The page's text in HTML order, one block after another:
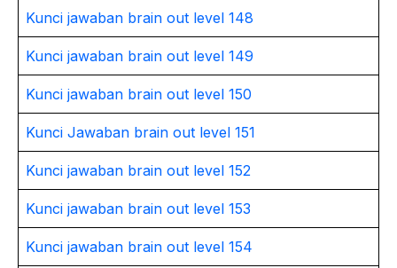
Kunci jawaban brain out level 148
Kunci jawaban brain out level 149
Kunci jawaban brain out level 150
Kunci Jawaban brain out level 151
Kunci jawaban brain out level 152
Kunci jawaban brain out level 153
Kunci jawaban brain out level 154